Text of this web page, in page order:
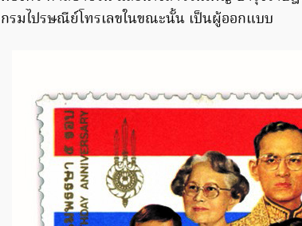
กรมไปรษณีย์โทรเลขในขณะนั้น เป็นผู้ออกแบบ